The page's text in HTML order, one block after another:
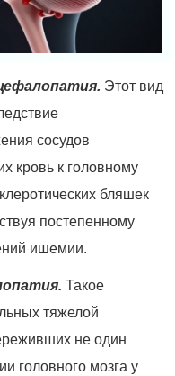
Этот вид
сосудов
кровь к головному
бляшек
постепенному
ишемии.
Такое
тяжелой
не один
головного мозга у